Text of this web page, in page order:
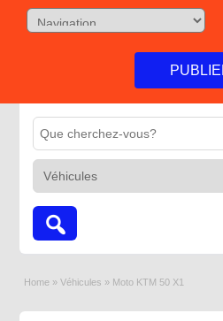
Home » Véhicules » Moto KTM 50 X1